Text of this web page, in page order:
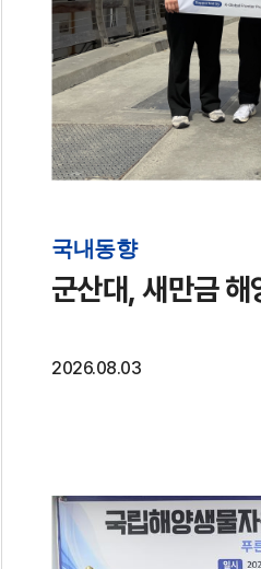
국내동향
군산대, 새만금 해
2026.08.03